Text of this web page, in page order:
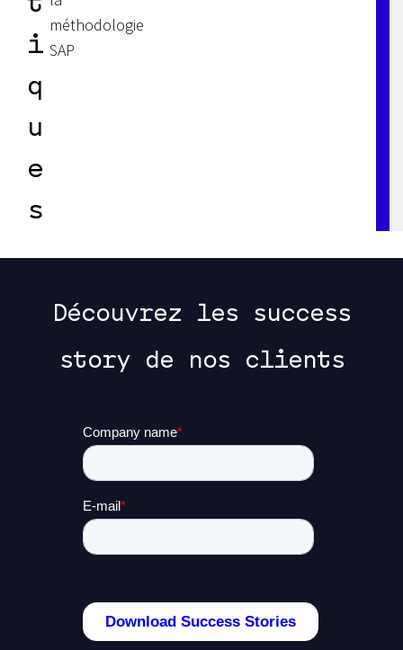
i
q
u
e
s
méthodologie
SAP
Découvrez les success
story de nos clients